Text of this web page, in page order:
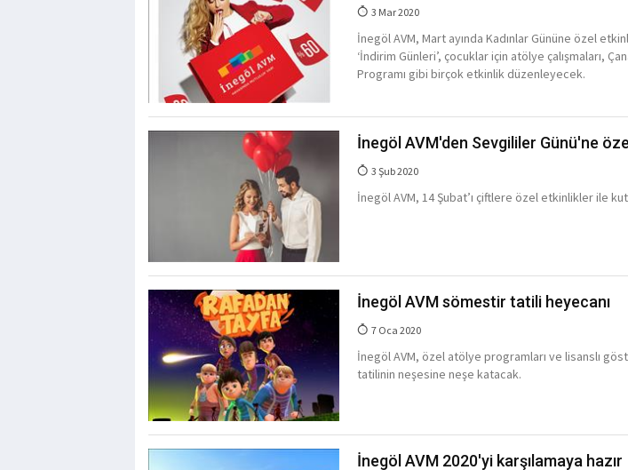
3 Mar 2020
İnegöl AVM, Mart ayında Kadınlar Gününe özel
‘İndirim Günleri’, çocuklar için atölye çalışmaları,
Programı gibi birçok etkinlik düzenleyecek.
İnegöl AVM'den Sevgililer Günü'ne
3 Şub 2020
İnegöl AVM, 14 Şubat’ı çiftlere özel etkinlikler ile
İnegöl AVM sömestir tatili heyecanı
7 Oca 2020
İnegöl AVM, özel atölye programları ve lisanslı
tatilinin neşesine neşe katacak.
İnegöl AVM 2020'yi karşılamaya hazır